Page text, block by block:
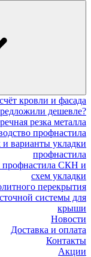
кровли и фасада
дешевле?
резка металла
профнастила
и варианты укладки
профнастила
профнастила СКН и
схем укладки
перекрытия
системы для
крыши
Новости
Доставка и оплата
Контакты
Акции